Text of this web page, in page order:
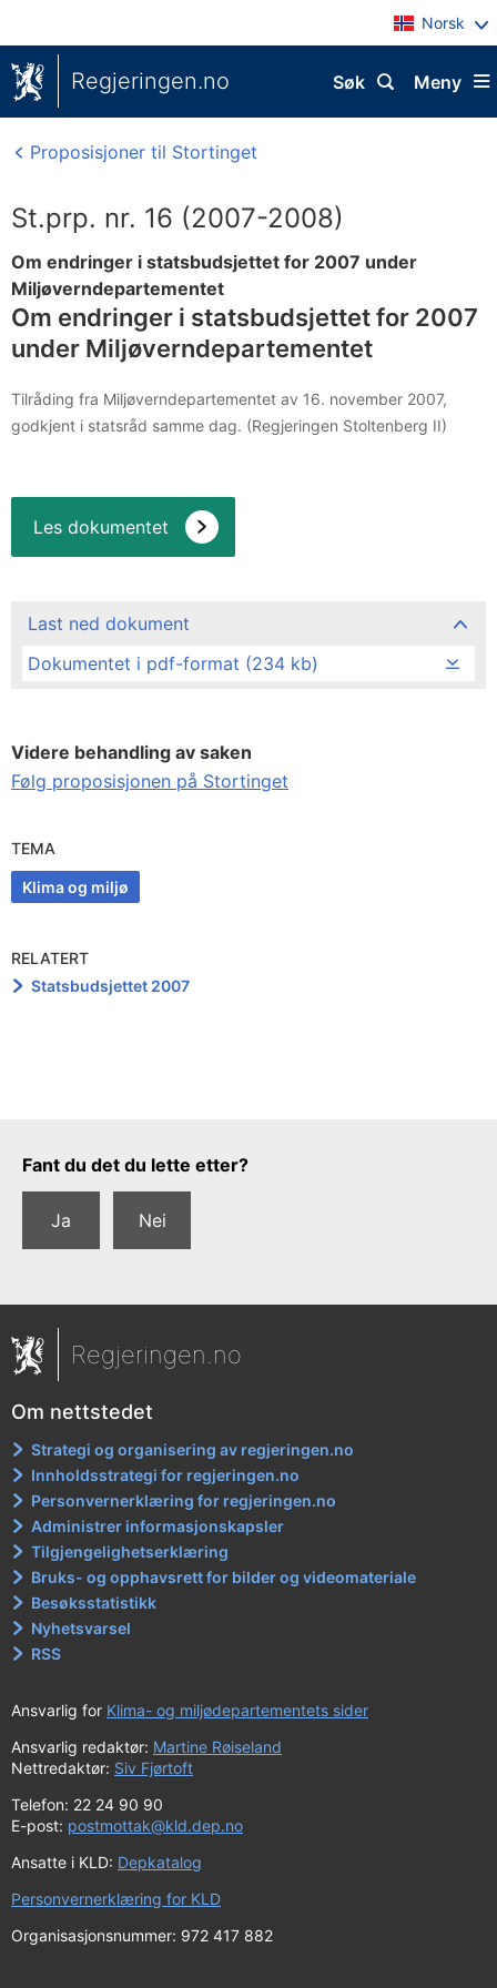
Norsk
Regjeringen.no Meny
Søk
Proposisjoner til Stortinget
St.prp. nr. 16 (2007-2008)
Om endringer i statsbudsjettet for 2007 under
Miljøverndepartementet
Om endringer i statsbudsjettet for 2007
under Miljøverndepartementet
Tilråding fra Miljøverndepartementet av 16. november 2007,
godkjent i statsråd samme dag. (Regjeringen Stoltenberg II)
Les dokumentet
Last ned dokument
Dokumentet i pdf-format (234 kb)
Videre behandling av saken
Følg proposisjonen på Stortinget
TEMA
Klima og miljø
RELATERT
Statsbudsjettet 2007
Tilbakemeldingsskjema
Fant du det du lette etter?
Ja Nei
Regjeringen.no
Om nettstedet
Strategi og organisering av regjeringen.no
Innholdsstrategi for regjeringen.no
Personvernerklæring for regjeringen.no
Administrer informasjonskapsler
Tilgjengelighetserklæring
Bruks- og opphavsrett for bilder og videomateriale
Besøksstatistikk
Nyhetsvarsel
RSS
Ansvarlig for Klima- og miljødepartementets sider
Ansvarlig redaktør: Martine Røiseland
Nettredaktør: Siv Fjørtoft
Telefon: 22 24 90 90
E-post: postmottak@kld.dep.no
Ansatte i KLD: Depkatalog
Personvernerklæring for KLD
Organisasjonsnummer: 972 417 882